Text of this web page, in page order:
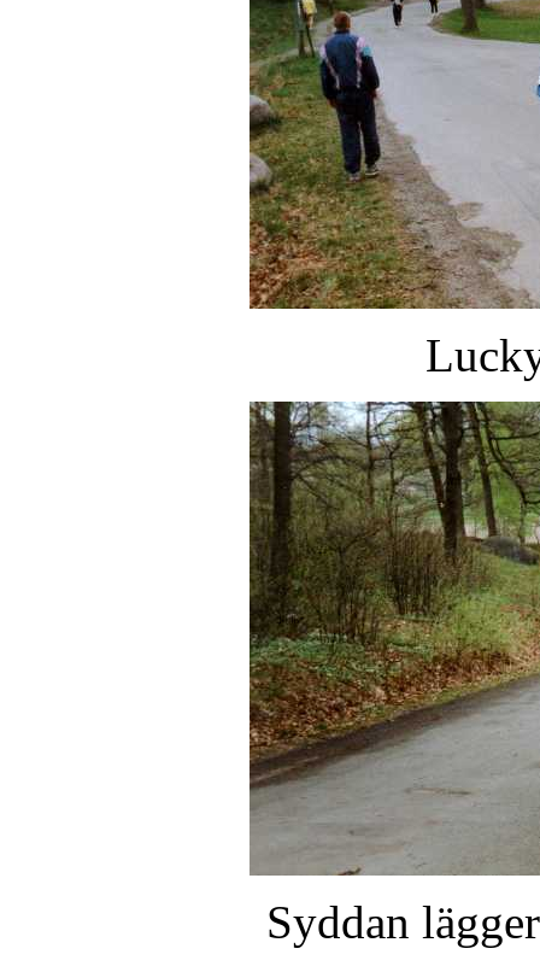
Syddan